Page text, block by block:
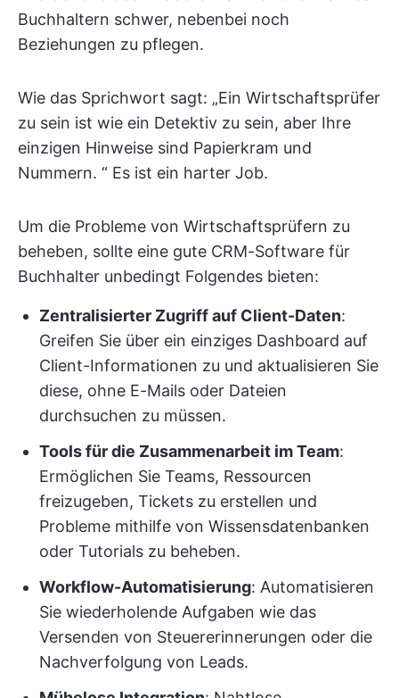
Buchhaltern schwer, nebenbei noch
Beziehungen zu pflegen.
Wie das Sprichwort sagt: „Ein Wirtschaftsprüfer
zu sein ist wie ein Detektiv zu sein, aber Ihre
einzigen Hinweise sind Papierkram und
Nummern. “ Es ist ein harter Job.
Um die Probleme von Wirtschaftsprüfern zu
beheben, sollte eine gute CRM-Software für
Buchhalter unbedingt Folgendes bieten:
Zentralisierter Zugriff auf Client-Daten:
Greifen Sie über ein einziges Dashboard auf
Client-Informationen zu und aktualisieren Sie
diese, ohne E-Mails oder Dateien
durchsuchen zu müssen.
Tools für die Zusammenarbeit im Team:
Ermöglichen Sie Teams, Ressourcen
freizugeben, Tickets zu erstellen und
Probleme mithilfe von Wissensdatenbanken
oder Tutorials zu beheben.
Workflow-Automatisierung: Automatisieren
Sie wiederholende Aufgaben wie das
Versenden von Steuererinnerungen oder die
Nachverfolgung von Leads.